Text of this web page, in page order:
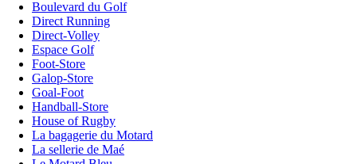
Boulevard du Golf
Direct Running
Direct-Volley
Espace Golf
Foot-Store
Galop-Store
Goal-Foot
Handball-Store
House of Rugby
La bagagerie du Motard
La sellerie de Maé